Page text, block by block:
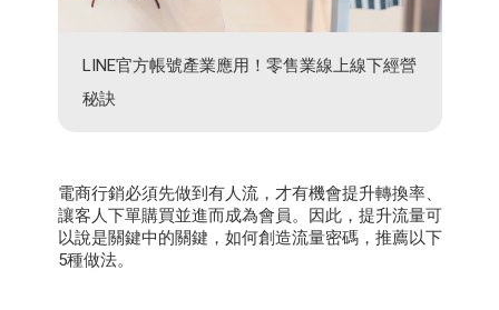
LINE官方帳號產業應用！零售業線上線下經營
秘訣
電商行銷必須先做到有人流，才有機會提升轉換率、
讓客人下單購買並進而成為會員。因此，提升流量可
以說是關鍵中的關鍵，如何創造流量密碼，推薦以下
5種做法。